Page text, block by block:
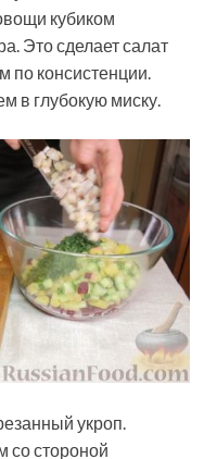
кубиком
Это сделает салат
по консистенции.
в глубокую миску.
укроп.
со стороной